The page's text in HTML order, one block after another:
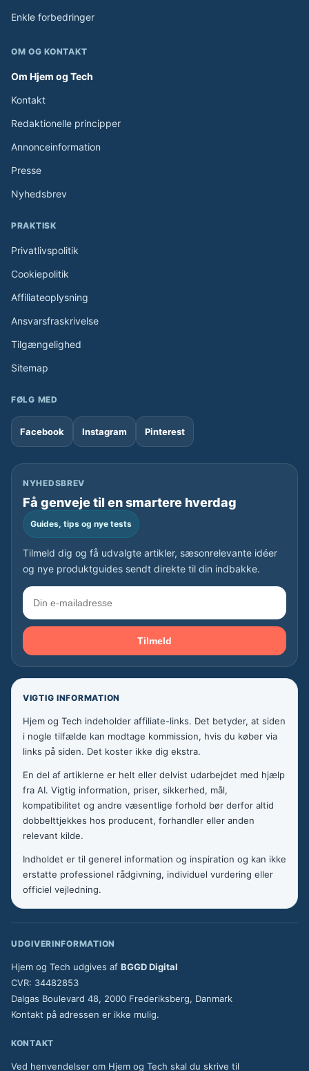
Enkle forbedringer
OM OG KONTAKT
Om Hjem og Tech
Kontakt
Redaktionelle principper
Annonceinformation
Presse
Nyhedsbrev
PRAKTISK
Privatlivspolitik
Cookiepolitik
Affiliateoplysning
Ansvarsfraskrivelse
Tilgængelighed
Sitemap
FØLG MED
Facebook Instagram Pinterest
NYHEDSBREV
Få genveje til en smartere hverdag
Guides, tips og nye tests
Tilmeld dig og få udvalgte artikler, sæsonrelevante idéer
og nye produktguides sendt direkte til din indbakke.
Tilmeld
VIGTIG INFORMATION
Hjem og Tech indeholder affiliate-links. Det betyder, at siden
i nogle tilfælde kan modtage kommission, hvis du køber via
links på siden. Det koster ikke dig ekstra.
En del af artiklerne er helt eller delvist udarbejdet med hjælp
fra AI. Vigtig information, priser, sikkerhed, mål,
kompatibilitet og andre væsentlige forhold bør derfor altid
dobbelttjekkes hos producent, forhandler eller anden
relevant kilde.
Indholdet er til generel information og inspiration og kan ikke
erstatte professionel rådgivning, individuel vurdering eller
officiel vejledning.
UDGIVERINFORMATION
Hjem og Tech udgives af BGGD Digital
CVR: 34482853
Dalgas Boulevard 48, 2000 Frederiksberg, Danmark
Kontakt på adressen er ikke mulig.
KONTAKT
Ved henvendelser om Hjem og Tech skal du skrive til